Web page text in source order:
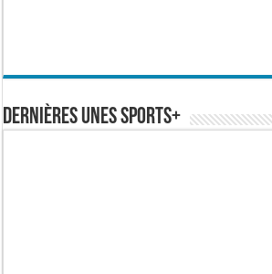
Dernières Unes Sports+